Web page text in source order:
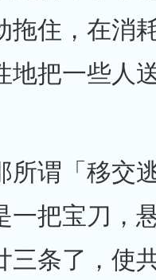
拖住，在消
地把一些人
所谓「移交
一把宝刀，
三条了，使